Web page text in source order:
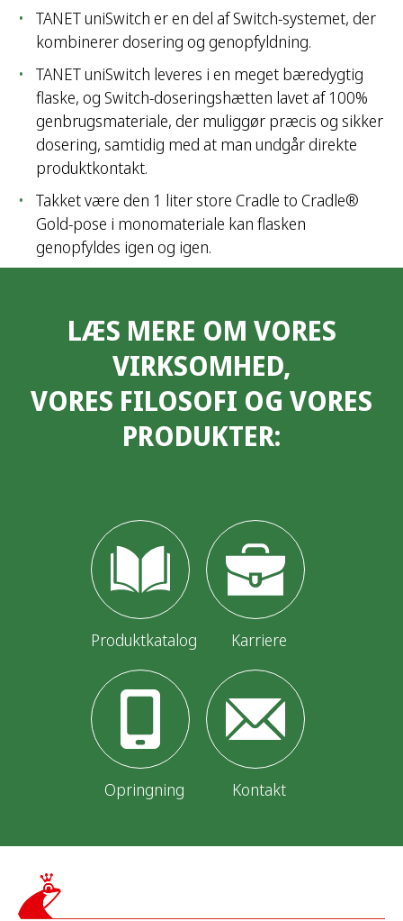
TANET uniSwitch er en del af Switch-systemet, der
kombinerer dosering og genopfyldning.
TANET uniSwitch leveres i en meget bæredygtig
flaske, og Switch-doseringshætten lavet af 100%
genbrugsmateriale, der muliggør præcis og sikker
dosering, samtidig med at man undgår direkte
produktkontakt.
Takket være den 1 liter store Cradle to Cradle®
Gold-pose i monomateriale kan flasken
genopfyldes igen og igen.
LÆS MERE OM VORES
VIRKSOMHED,
VORES FILOSOFI OG VORES
PRODUKTER:
Produktkatalog Karriere
Opringning Kontakt